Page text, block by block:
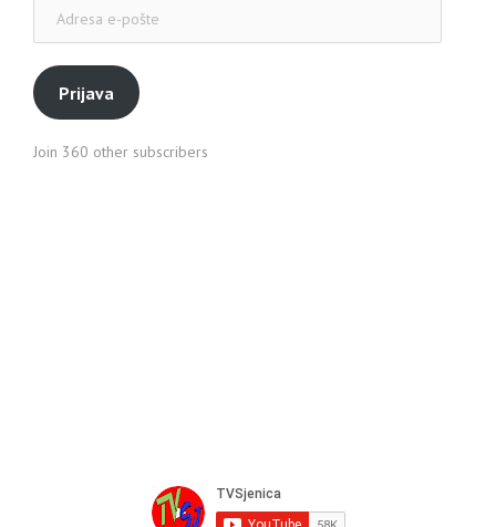
pošte
Prijava
Join 360 other subscribers